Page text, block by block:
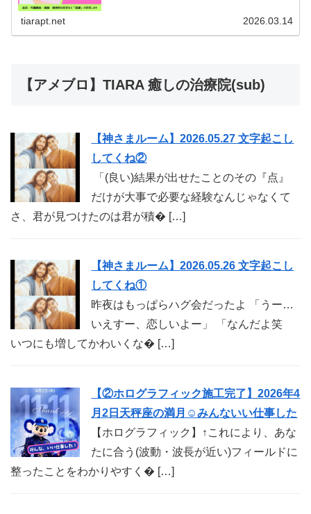
tiarapt.net 2026.03.14
【アメブロ】TIARA 癒しの治療院(sub)
【神さまルーム】2026.05.27 文字起こし
してくね②
「(良い)結果が出せたことのその『点』
だけが大事で必要な経験なんじゃなくて
さ、君が見つけたのは君が積� […]
【神さまルーム】2026.05.26 文字起こし
してくね①
昨夜はもっぱらハグ会だったよ 「うー…
いえすー、恋しいよー」 「なんだよ笑
いつにも増してかわいくな� […]
【②ホログラフィック施工完了】2026年4
月2日天秤座の満月☺︎みんないい仕事した
【ホログラフィック】↑これにより、あな
たに合う(波動・波長が近い)フィールドに
整ったことをわかりやすく� […]